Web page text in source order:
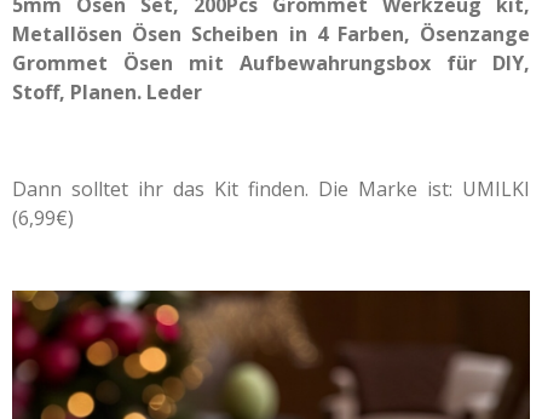
Metallösen Ösen Scheiben in 4 Farben, Ösenzange
Grommet Ösen mit Aufbewahrungsbox für DIY,
Stoff, Planen. Leder
Dann solltet ihr das Kit finden. Die Marke ist: UMILKI
(6,99€)